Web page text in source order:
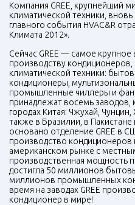
Компания GREE , крупнейший
климатической техники,
главного события HVAC&R
Климата 2012».
Сейчас GREE — самое крупное
производству
климатической техники:
кондиционеры,
промышленные чиллеры и
принадлежат восемь
городах Китая: Чжухай,
также в Бразилии, в
основано отделение GREE в
производство кондиционеров
американском рынке с
производственная мощность
достигла 50 миллионов
миллионов промышленных
время на заводах GREE
кондиционер в мире!